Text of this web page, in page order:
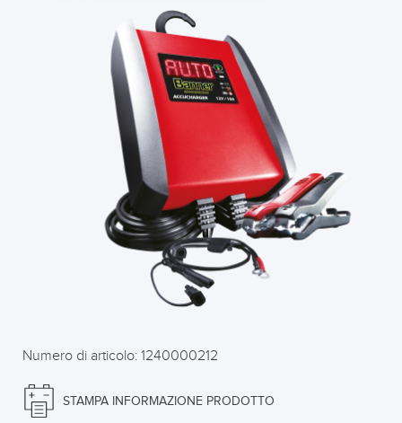
Numero di articolo: 1240000212
STAMPA INFORMAZIONE PRODOTTO